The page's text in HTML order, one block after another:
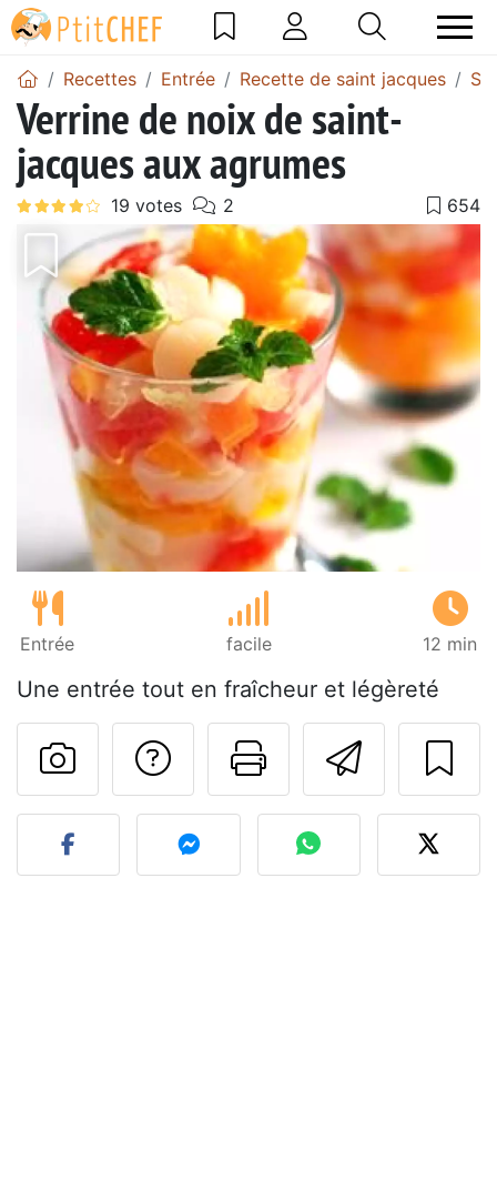
Recettes Entrée Recette de saint jacques
Verrine de noix de saint-
jacques aux agrumes
Entrée facile 12 min
Une entrée tout en fraîcheur et légèreté
Imprimer
Poser une
Publier votre photo de